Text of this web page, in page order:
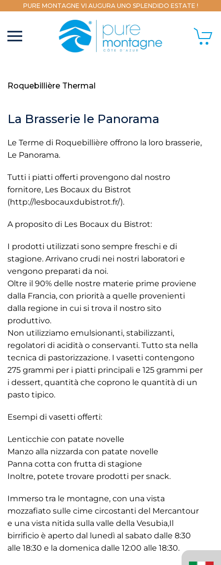
PURE MONTAGNE VI AUGURA UNO SPLENDIDO ESTATE !
Roquebillière Thermal
La Brasserie le Panorama
Le Terme di Roquebillière offrono la loro brasserie,
Le Panorama.
Tutti i piatti offerti provengono dal nostro
fornitore, Les Bocaux du Bistrot
(http://lesbocauxdubistrot.fr/).
A proposito di Les Bocaux du Bistrot:
I prodotti utilizzati sono sempre freschi e di
stagione. Arrivano crudi nei nostri laboratori e
vengono preparati da noi.
Oltre il 90% delle nostre materie prime proviene
dalla Francia, con priorità a quelle provenienti
dalla regione in cui si trova il nostro sito
produttivo.
Non utilizziamo emulsionanti, stabilizzanti,
regolatori di acidità o conservanti. Tutto sta nella
tecnica di pastorizzazione. I vasetti contengono
275 grammi per i piatti principali e 125 grammi per
i dessert, quantità che coprono le quantità di un
pasto tipico.
Esempi di vasetti offerti:
Lenticchie con patate novelle
Manzo alla nizzarda con patate novelle
Panna cotta con frutta di stagione
Inoltre, potete trovare prodotti per snack.
Immerso tra le montagne, con una vista
mozzafiato sulle cime circostanti del Mercantour
e una vista nitida sulla valle della Vesubia,Il
birrificio è aperto dal lunedì al sabato dalle 8:30
alle 18:30 e la domenica dalle 12:00 alle 18:30.